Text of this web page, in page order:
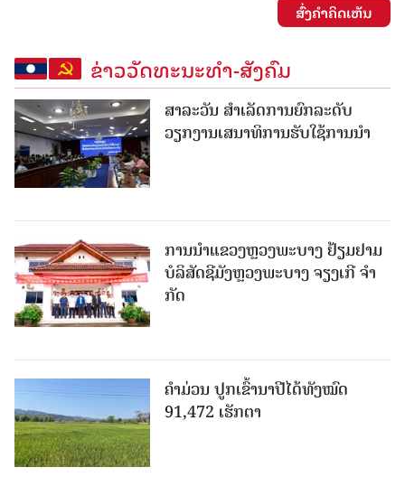
ສົ່ງຄໍາຄິດເຫັນ
ຂ່າວວັດທະນະທຳ-ສັງຄົມ
ສາລະວັນ ສໍາເລັດການຍົກລະດັບ
ວຽກງານເສນາທິການຮັບໃຊ້ການນໍາ
ການນຳແຂວງຫຼວງພະບາງ ຢ້ຽມ​ຢາມ
ບໍ​ລິ​ສັດຊີມັງຫຼວງພະບາງ ຈຽງເກີ ຈໍາ
ກັດ
ຄໍາມ່ວນ ປູກເຂົ້ານາປີໄດ້ທັງໝົດ
91,472 ເຮັກຕາ